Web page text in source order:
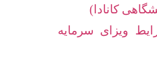
کانادا)
ویزای سرمایه